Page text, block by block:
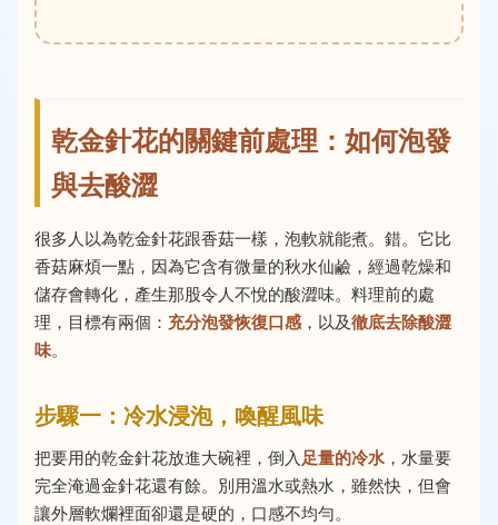
乾金針花的關鍵前處理：如何泡發
與去酸澀
很多人以為乾金針花跟香菇一樣，泡軟就能煮。錯。它比
香菇麻煩一點，因為它含有微量的秋水仙鹼，經過乾燥和
儲存會轉化，產生那股令人不悅的酸澀味。料理前的處
理，目標有兩個： 充分泡發恢復口感 ，以及徹底去除酸澀
味。
步驟一：冷水浸泡，喚醒風味
把要用的乾金針花放進大碗裡，倒入足量的冷水 ，水量要
完全淹過金針花還有餘。別用溫水或熱水，雖然快，但會
讓外層軟爛裡面卻還是硬的，口感不均勻。